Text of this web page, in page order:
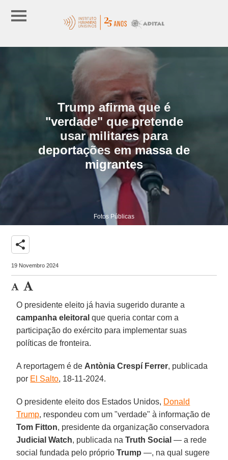
Trump afirma que é
"verdade" que pretende
usar militares para
deportações em massa de
migrantes
Fotos Públicas
share
19 Novembro 2024
O presidente eleito já havia sugerido durante a
campanha eleitoral que queria contar com a
participação do exército para implementar suas
políticas de fronteira.
A reportagem é de Antònia Crespí Ferrer, publicada
por El Salto, 18-11-2024.
O presidente eleito dos Estados Unidos, Donald
Trump, respondeu com um "verdade" à informação de
Tom Fitton, presidente da organização conservadora
Judicial Watch, publicada naTruth Social — a rede
social fundada pelo próprioTrump —, na qual sugere